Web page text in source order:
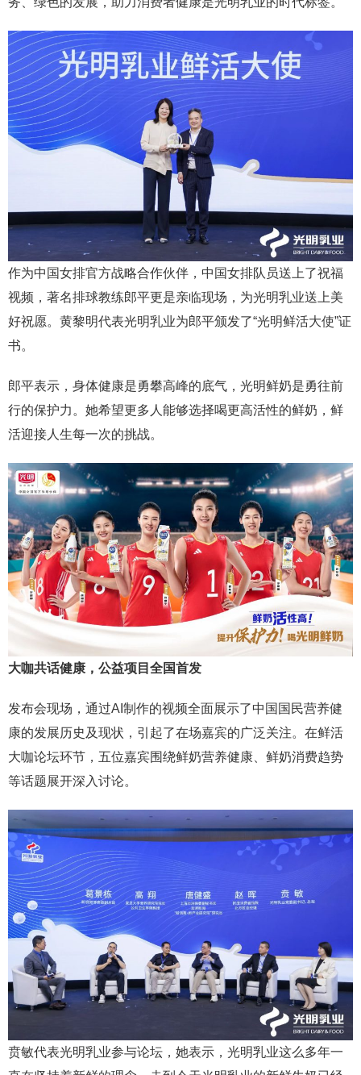
作为中国女排官方战略合作伙伴，中国女排队员送上了祝福
视频，著名排球教练郎平更是亲临现场，为光明乳业送上美
好祝愿。黄黎明代表光明乳业为郎平颁发了“光明鲜活大使”证
书。
郎平表示，身体健康是勇攀高峰的底气，光明鲜奶是勇往前
行的保护力。她希望更多人能够选择喝更高活性的鲜奶，鲜
活迎接人生每一次的挑战。
大咖共话健康，公益项目全国首发
发布会现场，通过AI制作的视频全面展示了中国国民营养健
康的发展历史及现状，引起了在场嘉宾的广泛关注。在鲜活
大咖论坛环节，五位嘉宾围绕鲜奶营养健康、鲜奶消费趋势
等话题展开深入讨论。
贲敏代表光明乳业参与论坛，她表示，光明乳业这么多年一